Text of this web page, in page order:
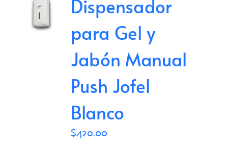
Dispensador
para Gel y
Jabón Manual
Push Jofel
Blanco
$420.00